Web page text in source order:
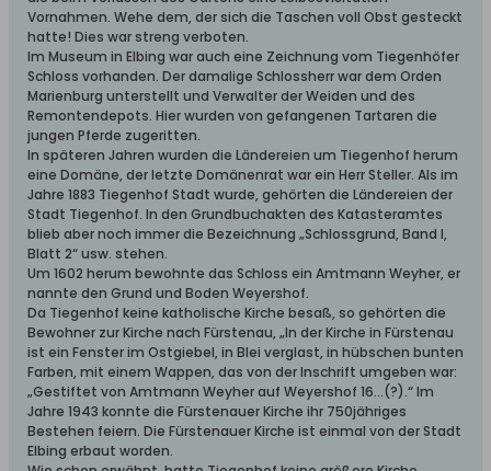
Vornahmen. Wehe dem, der sich die Taschen voll Obst gesteckt
hatte! Dies war streng verboten.
Im Museum in Elbing war auch eine Zeichnung vom Tiegenhöfer
Schloss vorhanden. Der damalige Schlossherr war dem Orden
Marienburg unterstellt und Verwalter der Weiden und des
Remontendepots. Hier wurden von gefangenen Tartaren die
jungen Pferde zugeritten.
In späteren Jahren wurden die Ländereien um Tiegenhof herum
eine Domäne, der letzte Domänenrat war ein Herr Steller. Als im
Jahre 1883 Tiegenhof Stadt wurde, gehörten die Ländereien der
Stadt Tiegenhof. In den Grundbuchakten des Katasteramtes
blieb aber noch immer die Bezeichnung „Schlossgrund, Band I,
Blatt 2“ usw. stehen.
Um 1602 herum bewohnte das Schloss ein Amtmann Weyher, er
nannte den Grund und Boden Weyershof.
Da Tiegenhof keine katholische Kirche besaß, so gehörten die
Bewohner zur Kirche nach Fürstenau, „ln der Kirche in Fürstenau
ist ein Fenster im Ostgiebel, in Blei verglast, in hübschen bunten
Farben, mit einem Wappen, das von der Inschrift umgeben war:
„Gestiftet von Amtmann Weyher auf Weyershof 16...(?).“ Im
Jahre 1943 konnte die Fürstenauer Kirche ihr 750jähriges
Bestehen feiern. Die Fürstenauer Kirche ist einmal von der Stadt
Elbing erbaut worden.